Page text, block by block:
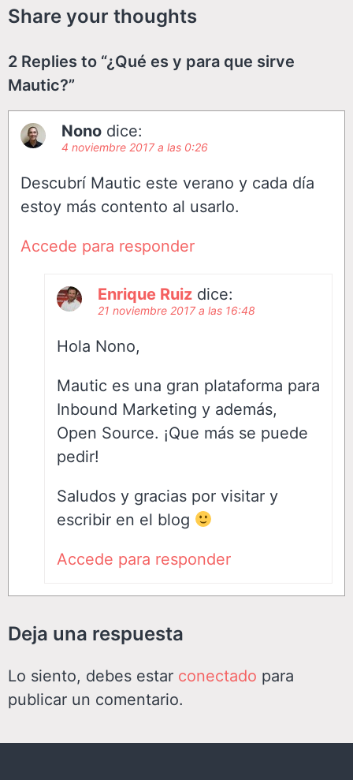
Share your thoughts
2 Replies to “¿Qué es y para que sirve
Mautic?”
Nono dice:
4 noviembre 2017 a las 0:26
Descubrí Mautic este verano y cada día
estoy más contento al usarlo.
Accede para responder
Enrique Ruiz dice:
21 noviembre 2017 a las 16:48
Hola Nono,
Mautic es una gran plataforma para
Inbound Marketing y además,
Open Source. ¡Que más se puede
pedir!
Saludos y gracias por visitar y
escribir en el blog
Accede para responder
Deja una respuesta
Lo siento, debes estar conectado para
publicar un comentario.